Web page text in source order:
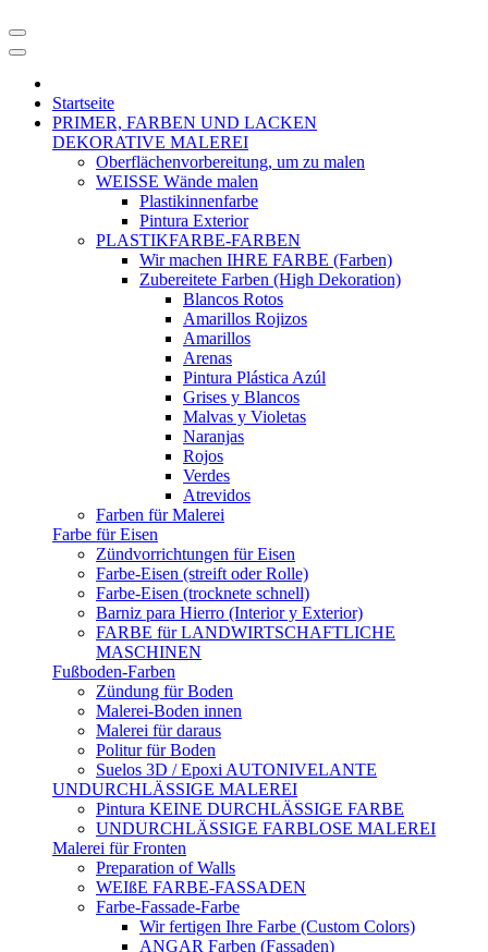
Startseite
PRIMER, FARBEN UND LACKEN
DEKORATIVE MALEREI
Oberflächenvorbereitung, um zu malen
WEISSE Wände malen
Plastikinnenfarbe
Pintura Exterior
PLASTIKFARBE-FARBEN
Wir machen IHRE FARBE (Farben)
Zubereitete Farben (High Dekoration)
Blancos Rotos
Amarillos Rojizos
Amarillos
Arenas
Pintura Plástica Azúl
Grises y Blancos
Malvas y Violetas
Naranjas
Rojos
Verdes
Atrevidos
Farben für Malerei
Farbe für Eisen
Zündvorrichtungen für Eisen
Farbe-Eisen (streift oder Rolle)
Farbe-Eisen (trocknete schnell)
Barniz para Hierro (Interior y Exterior)
FARBE für LANDWIRTSCHAFTLICHE
MASCHINEN
Fußboden-Farben
Zündung für Boden
Malerei-Boden innen
Malerei für daraus
Politur für Boden
Suelos 3D / Epoxi AUTONIVELANTE
UNDURCHLÄSSIGE MALEREI
Pintura KEINE DURCHLÄSSIGE FARBE
UNDURCHLÄSSIGE FARBLOSE MALEREI
Malerei für Fronten
Preparation of Walls
WEIßE FARBE-FASSADEN
Farbe-Fassade-Farbe
Wir fertigen Ihre Farbe (Custom Colors)
ANGAR Farben (Fassaden)